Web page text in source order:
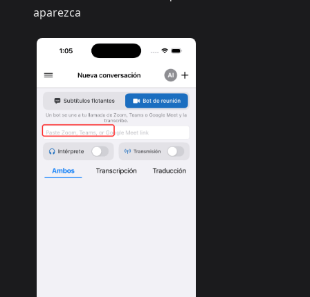
aparezca